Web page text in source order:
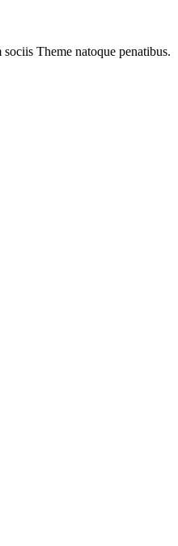
Theme natoque penatibus.